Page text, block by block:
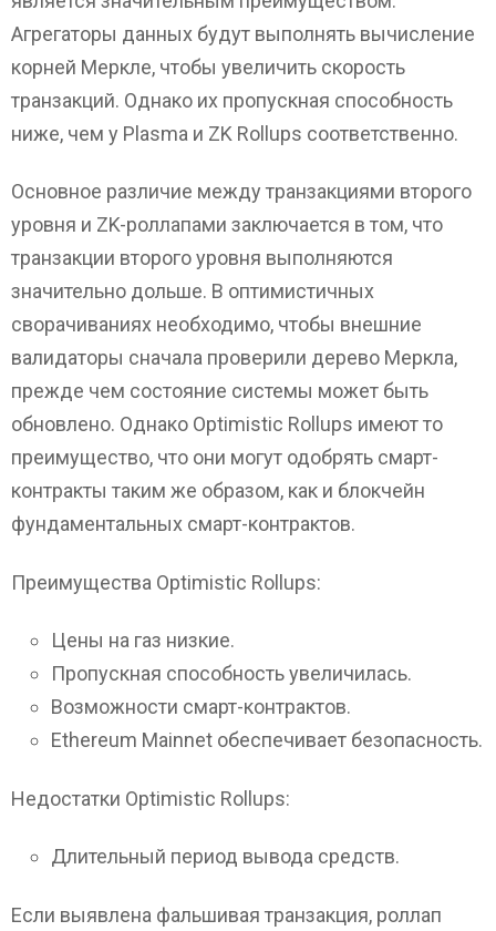
Агрегаторы данных будут выполнять вычисление
корней Меркле, чтобы увеличить скорость
транзакций. Однако их пропускная способность
ниже, чем у Plasma и ZK Rollups соответственно.
Основное различие между транзакциями второго
уровня и ZK-роллапами заключается в том, что
транзакции второго уровня выполняются
значительно дольше. В оптимистичных
сворачиваниях необходимо, чтобы внешние
валидаторы сначала проверили дерево Меркла,
прежде чем состояние системы может быть
обновлено. Однако Optimistic Rollups имеют то
преимущество, что они могут одобрять смарт-
контракты таким же образом, как и блокчейн
фундаментальных смарт-контрактов.
Преимущества Optimistic Rollups:
Цены на газ низкие.
Пропускная способность увеличилась.
Возможности смарт-контрактов.
Ethereum Mainnet обеспечивает безопасность.
Недостатки Optimistic Rollups:
Длительный период вывода средств.
Если выявлена фальшивая транзакция, роллап